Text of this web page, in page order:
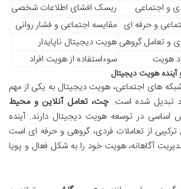
و اجتماعی
ریسک افشای اطلاعات شخصی
و حرفه ای مقایسه اجتماعی و فشار روانی
و تعامل گروهی هویت دیجیتال ناپایدار
هویت
سوءاستفاده از هویت افراد
های اجتماعی، هویت دیجیتال به یکی از مهم
تبدیل شده است.چت، تعامل آنلاین و محیط
اساسی در توسعه هویت دیجیتال دارند. آینده
از تعاملات فردی، گروهی و حرفه ای است
مدیریت آگاهانه، هویت خود را به شکل فعال و پویا